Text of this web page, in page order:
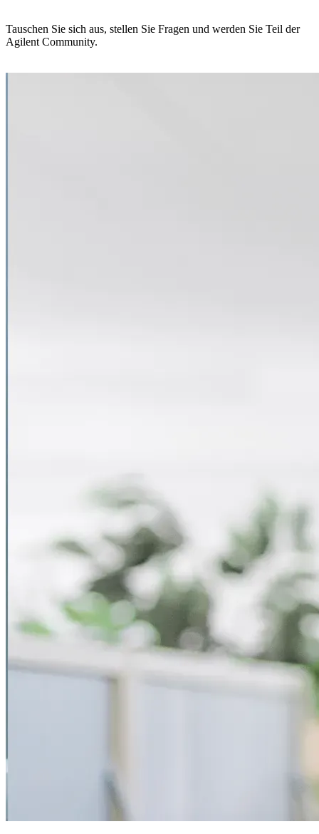
Tauschen Sie sich aus, stellen Sie Fragen und werden Sie Teil der
Agilent Community.